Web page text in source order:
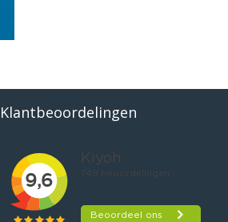
Klantbeoordelingen